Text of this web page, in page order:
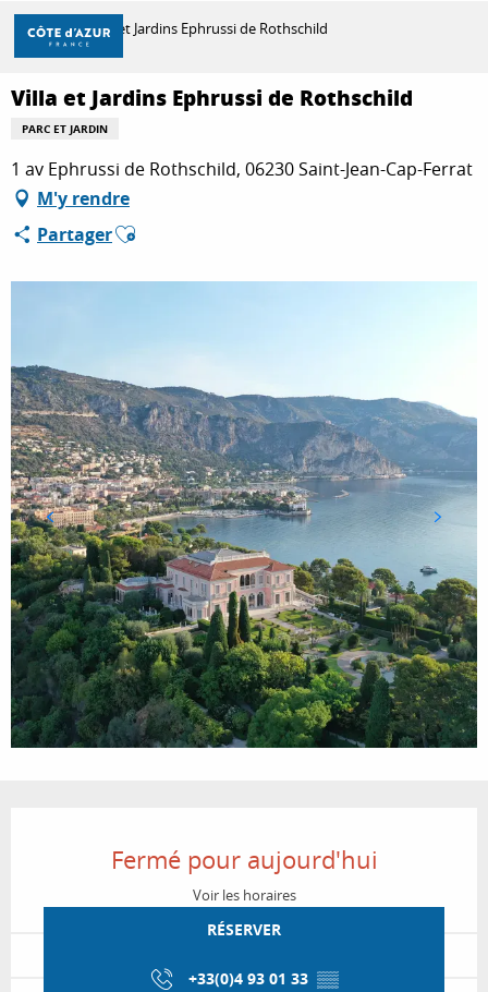
Aller
contenu
principal
DÉCOUVRIR
À FAIRE
SÉJOURNER
Accueil Villa et Jardins Ephrussi de Rothschild
Villa et Jardins Ephrussi de Rothschild
PARC ET JARDIN
1 av Ephrussi de Rothschild, 06230 Saint-Jean-Cap-Ferrat
M'y rendre
PartagerAjouter aux favoris
Fermé pour aujourd'hui
Voir les horaires
RÉSERVER
+33(0)4 93 01 33 ▒▒